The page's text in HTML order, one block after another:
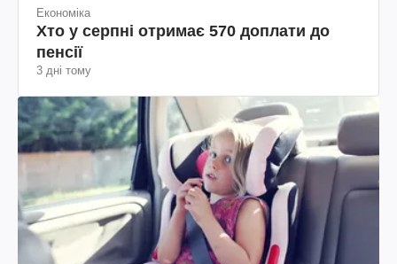
Економіка
Хто у серпні отримає 570 доплати до
пенсії
3 дні тому